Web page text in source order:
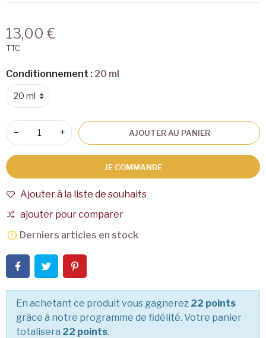
13,00 €
TTC
Conditionnement : 20 ml
− + AJOUTER AU PANIER
JE COMMANDE
Ajouter à la liste de souhaits
ajouter pour comparer
Derniers articles en stock
En achetant ce produit vous gagnerez 22 points
grâce à notre programme de fidélité. Votre panier
totalisera 22 points.